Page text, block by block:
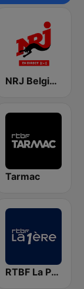
NRJ Belgique
Tarmac
RTBF La Première